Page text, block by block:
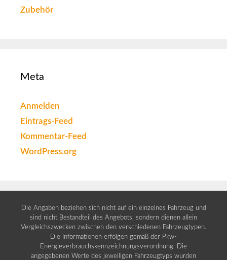
Zubehör
Meta
Anmelden
Eintrags-Feed
Kommentar-Feed
WordPress.org
Die Angaben beziehen sich nicht auf ein einzelnes Fahrzeug und
sind nicht Bestandteil des Angebots, sondern dienen allein
Vergleichszwecken zwischen den verschiedenen Fahrzeugtypen.
Die Informationen erfolgen gemäß der Pkw-
Energieverbrauchskennzeichnungsverordnung. Die
angegebenen Werte des jeweiligen Fahrzeugtyps wurden